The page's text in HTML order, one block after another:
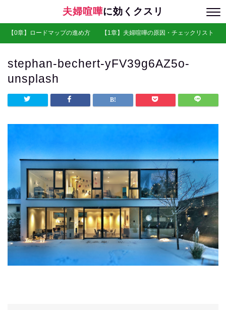
夫婦喧嘩に効くクスリ
【0章】ロードマップの進め方 【1章】夫婦喧嘩の原因・チェックリスト
stephan-bechert-yFV39g6AZ5o-
unsplash